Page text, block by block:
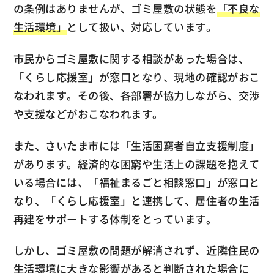
の条例はありませんが、ゴミ屋敷の状態を「不良な
生活環境」として扱い、対応しています。
市民からゴミ屋敷に関する相談があった場合は、
「くらし応援室」が窓口となり、現地の確認がおこ
なわれます。その後、各部署が協力しながら、交渉
や支援などがおこなわれます。
また、さいたま市には「生活困窮者自立支援制度」
があります。経済的な困窮や生活上の課題を抱えて
いる場合には、「福祉まるごと相談窓口」が窓口と
なり、「くらし応援室」と連携して、居住者の生活
再建をサポートする体制をとっています。
しかし、ゴミ屋敷の問題が解消されず、近隣住民の
生活環境に大きな影響があると判断された場合に